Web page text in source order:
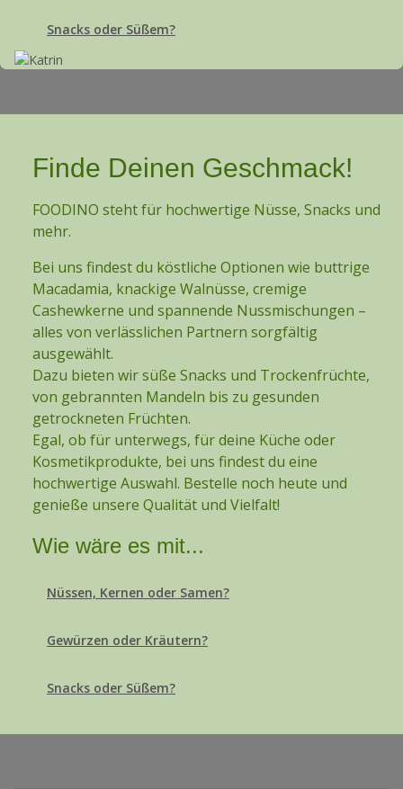
Snacks oder Süßem?
Finde Deinen Geschmack!
FOODINO steht für hochwertige Nüsse, Snacks und
mehr.
Bei uns findest du köstliche Optionen wie buttrige
Macadamia, knackige Walnüsse, cremige
Cashewkerne und spannende Nussmischungen –
alles von verlässlichen Partnern sorgfältig
ausgewählt.
Dazu bieten wir süße Snacks und Trockenfrüchte,
von gebrannten Mandeln bis zu gesunden
getrockneten Früchten.
Egal, ob für unterwegs, für deine Küche oder
Kosmetikprodukte, bei uns findest du eine
hochwertige Auswahl. Bestelle noch heute und
genieße unsere Qualität und Vielfalt!
Wie wäre es mit...
Nüssen, Kernen oder Samen?
Gewürzen oder Kräutern?
Snacks oder Süßem?